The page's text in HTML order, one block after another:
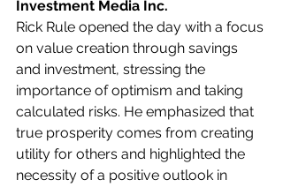
Investment Media Inc.
Rick Rule opened the day with a focus
on value creation through savings
and investment, stressing the
importance of optimism and taking
calculated risks. He emphasized that
true prosperity comes from creating
utility for others and highlighted the
necessity of a positive outlook in